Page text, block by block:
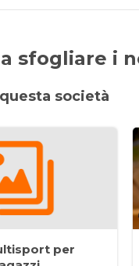
sfogliare i
società
per